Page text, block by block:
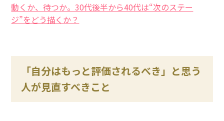
動くか、待つか。30代後半から40代は“次のステー
ジ”をどう描くか？
「自分はもっと評価されるべき」と思う
人が見直すべきこと